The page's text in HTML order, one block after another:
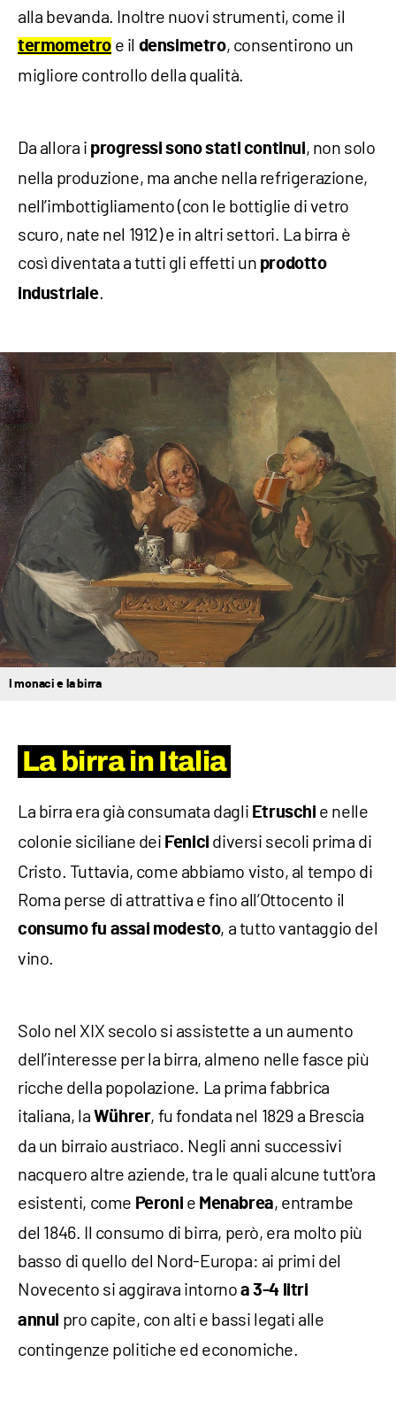
alla bevanda. Inoltre nuovi strumenti, come il
termometro e il densimetro, consentirono un
migliore controllo della qualità.
Da allora i progressi sono stati continui, non solo
nella produzione, ma anche nella refrigerazione,
nell’imbottigliamento (con le bottiglie di vetro
scuro, nate nel 1912) e in altri settori. La birra è
così diventata a tutti gli effetti un prodotto
industriale.
I monaci e la birra
La birra in Italia
La birra era già consumata dagli Etruschi e nelle
colonie siciliane dei Fenici diversi secoli prima di
Cristo. Tuttavia, come abbiamo visto, al tempo di
Roma perse di attrattiva e fino all’Ottocento il
consumo fu assai modesto, a tutto vantaggio del
vino.
Solo nel XIX secolo si assistette a un aumento
dell’interesse per la birra, almeno nelle fasce più
ricche della popolazione. La prima fabbrica
italiana, la Wührer, fu fondata nel 1829 a Brescia
da un birraio austriaco. Negli anni successivi
nacquero altre aziende, tra le quali alcune tutt'ora
esistenti, come Peroni e Menabrea, entrambe
del 1846. Il consumo di birra, però, era molto più
basso di quello del Nord-Europa: ai primi del
Novecento si aggirava intornoa 3-4 litri
annui pro capite, con alti e bassi legati alle
contingenze politiche ed economiche.